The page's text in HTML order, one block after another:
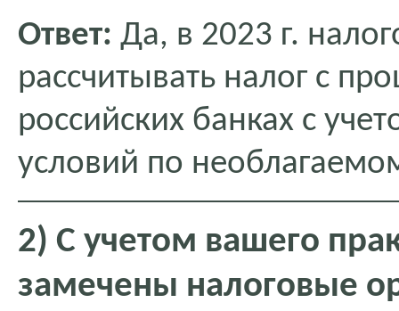
Ответ: Да, в 2023 г.
рассчитывать налог с
российских банках с
условий по
2) С учетом вашего
замечены налоговые